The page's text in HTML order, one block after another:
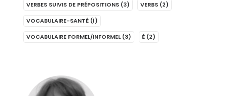
VERBES SUIVIS DE PRÉPOSITIONS (3) VERBS (2)
VOCABULAIRE-SANTÉ (1)
VOCABULAIRE FORMEL/INFORMEL (3) É (2)